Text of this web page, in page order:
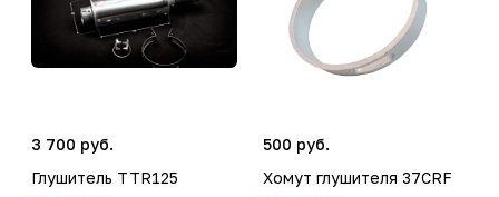
3 700 руб.
Глушитель TTR125
500 руб.
Хомут глушителя 37CRF